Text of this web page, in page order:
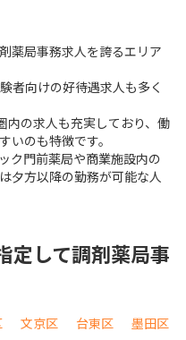
薬局事務求人を誇るエリア
者向けの好待遇求人も多く
内の求人も充実しており、働
いのも特徴です。
ク門前薬局や商業施設内の
夕方以降の勤務が可能な人
定して調剤薬局事
文京区 台東区
墨田区